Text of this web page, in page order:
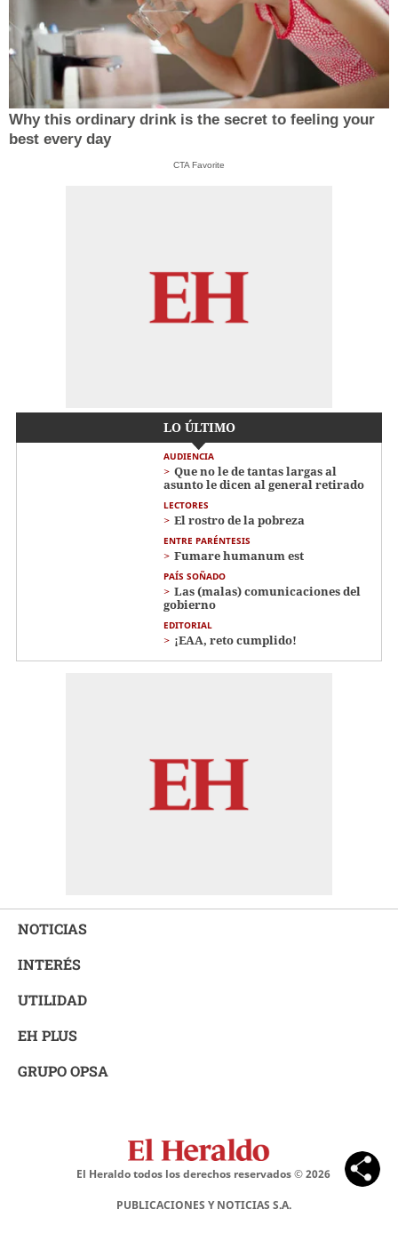
Why this ordinary drink is the secret to feeling your
best every day
CTA Favorite
LO ÚLTIMO
AUDIENCIA
Que no le de tantas largas al
asunto le dicen al general retirado
LECTORES
El rostro de la pobreza
ENTRE PARÉNTESIS
Fumare humanum est
PAÍS SOÑADO
Las (malas) comunicaciones del
gobierno
EDITORIAL
¡EAA, reto cumplido!
NOTICIAS
INTERÉS
UTILIDAD
EH PLUS
GRUPO OPSA
El Heraldo todos los derechos reservados ©2026
PUBLICACIONES Y NOTICIAS S.A.